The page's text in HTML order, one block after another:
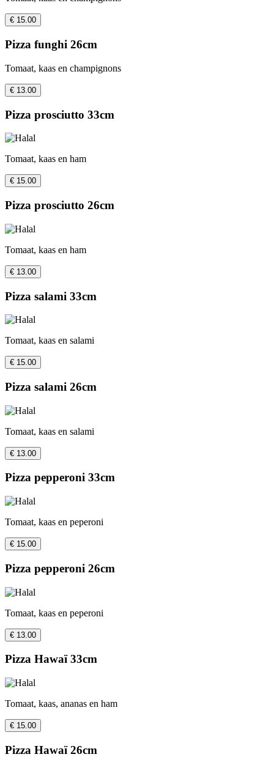
€ 15.00
Pizza funghi 26cm
Tomaat, kaas en champignons
€ 13.00
Pizza prosciutto 33cm
Tomaat, kaas en ham
€ 15.00
Pizza prosciutto 26cm
Tomaat, kaas en ham
€ 13.00
Pizza salami 33cm
Tomaat, kaas en salami
€ 15.00
Pizza salami 26cm
Tomaat, kaas en salami
€ 13.00
Pizza pepperoni 33cm
Tomaat, kaas en peperoni
€ 15.00
Pizza pepperoni 26cm
Tomaat, kaas en peperoni
€ 13.00
Pizza Hawaï 33cm
Tomaat, kaas, ananas en ham
€ 15.00
Pizza Hawaï 26cm